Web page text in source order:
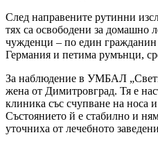
След направените рутинни
тях са освободени за домашно
чужденци – по един
Германия и петима румънци,
За наблюдение в УМБАЛ
жена от Димитровград. Тя е
клиника със счупване на носа
Състоянието й е стабилно и
уточниха от лечебното